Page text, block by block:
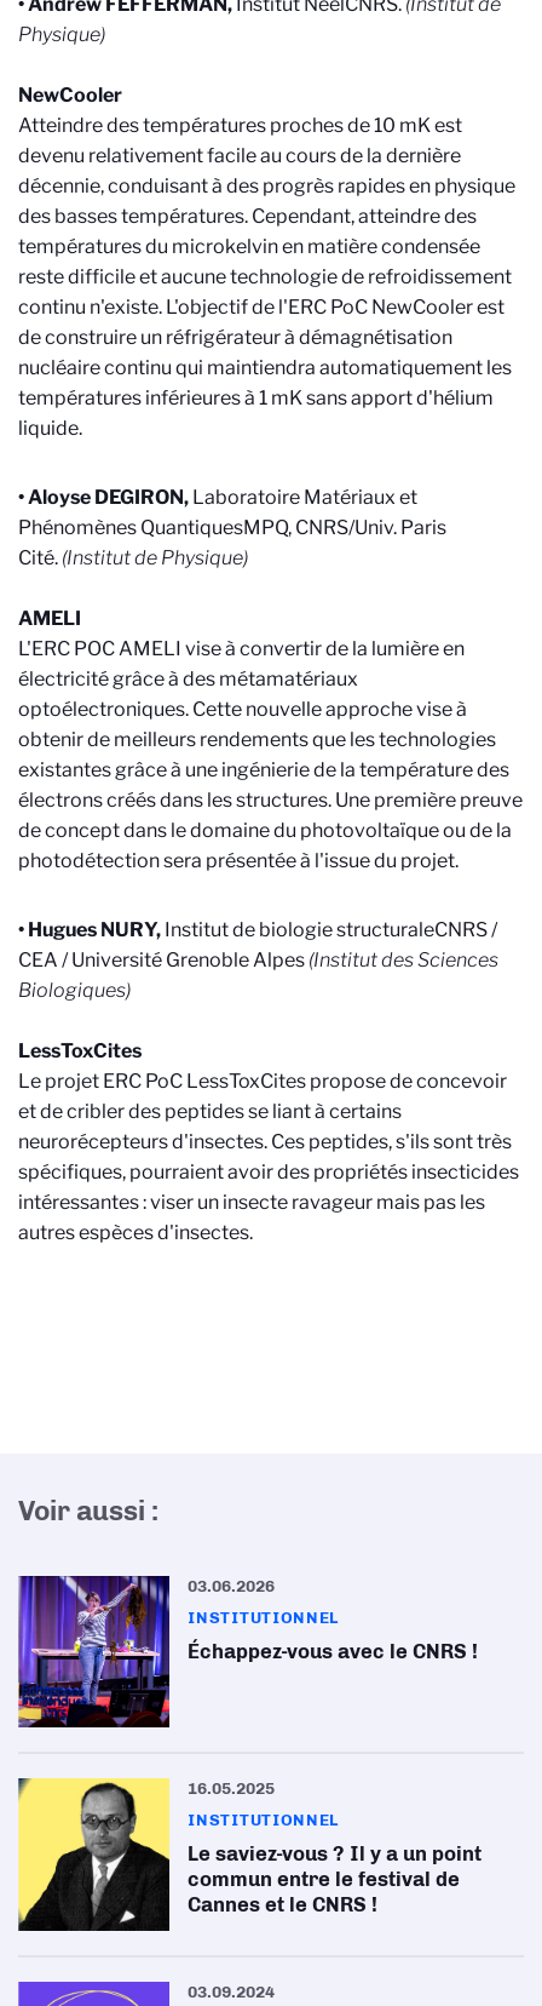
Physique)
NewCooler
Atteindre des températures proches de 10 mK est
devenu relativement facile au cours de la dernière
décennie, conduisant à des progrès rapides en physique
des basses températures. Cependant, atteindre des
températures du microkelvin en matière condensée
reste difficile et aucune technologie de refroidissement
continu n'existe. L'objectif de l'ERC PoC NewCooler est
de construire un réfrigérateur à démagnétisation
nucléaire continu qui maintiendra automatiquement les
températures inférieures à 1 mK sans apport d'hélium
liquide.
•Aloyse DEGIRON, Laboratoire Matériaux et
Phénomènes QuantiquesMPQ, CNRS/Univ. Paris
Cité. (Institut de Physique)
AMELI
L'ERC POC AMELI vise à convertir de la lumière en
électricité grâce à des métamatériaux
optoélectroniques. Cette nouvelle approche vise à
obtenir de meilleurs rendements que les technologies
existantes grâce à une ingénierie de la température des
électrons créés dans les structures. Une première preuve
de concept dans le domaine du photovoltaïque ou de la
photodétection sera présentée à l'issue du projet.
• Hugues NURY, Institut de biologie structuraleCNRS /
CEA / Université Grenoble Alpes (Institut des Sciences
Biologiques)
LessToxCites
Le projet ERC PoC LessToxCites propose de concevoir
et de cribler des peptides se liant à certains
neurorécepteurs d'insectes. Ces peptides, s'ils sont très
spécifiques, pourraient avoir des propriétés insecticides
intéressantes : viser un insecte ravageur mais pas les
autres espèces d'insectes.
Voir aussi :
03.06.2026
INSTITUTIONNEL
Échappez-vous avec le CNRS !
16.05.2025
INSTITUTIONNEL
Le saviez-vous ? Il y a un point
commun entre le festival de
Cannes et le CNRS !
03.09.2024